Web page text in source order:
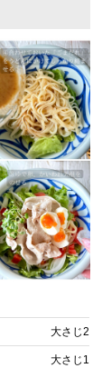
大さじ2
大さじ1